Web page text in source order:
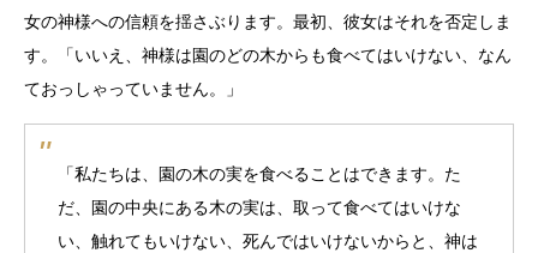
女の神様への信頼を揺さぶります。最初、彼女はそれを否定しま
す。「いいえ、神様は園のどの木からも食べてはいけない、なん
ておっしゃっていません。」
「私たちは、園の木の実を食べることはできます。た
だ、園の中央にある木の実は、取って食べてはいけな
い、触れてもいけない、死んではいけないからと、神は